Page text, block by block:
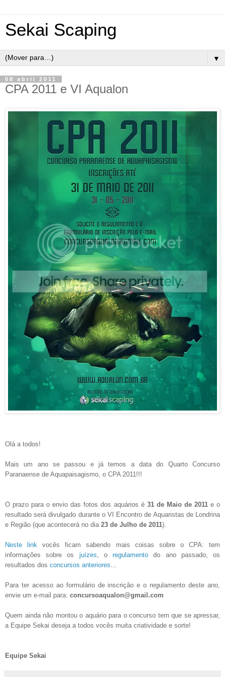
Sekai Scaping
▼
08 abril 2011
CPA 2011 e VI Aqualon
Olá a todos!
Mais um ano se passou e já temos a data do Quarto Concurso
Paranaense de Aquapaisagismo, o CPA 2011!!!
O prazo para o envio das fotos dos aquários é 31 de Maio de 2011e o
resultado será divulgado durante o VI Encontro de Aquaristas de Londrina
e Região (que acontecerá no dia 23 de Julho de 2011).
Neste link vocês ficam sabendo mais coisas sobre o CPA: tem
informações sobre os juízes, oregulamento do ano passado, os
resultados dos concursos anteriores...
Para ter acesso ao formulário de inscrição e o regulamento deste ano,
envie um e-mail para: concursoaqualon@gmail.com
Quem ainda não montou o aquário para o concurso tem que se apressar,
a Equipe Sekai deseja a todos vocês muita criatividade e sorte!
Equipe Sekai